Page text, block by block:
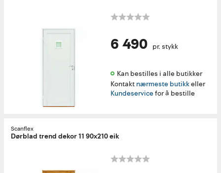
6 490 pr. stykk
Kan bestilles i alle butikker
Kontakt nærmeste butikkeller
Kundeservicefor å bestille
Scanflex
Dørblad trend dekor 11 90x210 eik